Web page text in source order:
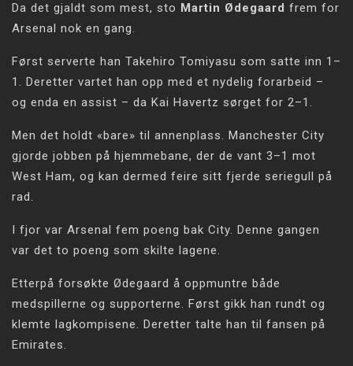
Da det gjaldt som mest, sto Martin Ødegaard frem for
Arsenal nok en gang.
Først serverte han Takehiro Tomiyasu som satte inn 1–
1. Deretter vartet han opp med et nydelig forarbeid –
og enda en assist – da Kai Havertz sørget for 2–1.
Men det holdt «bare» til annenplass. Manchester City
gjorde jobben på hjemmebane, der de vant 3–1 mot
West Ham, og kan dermed feire sitt fjerde seriegull på
rad.
I fjor var Arsenal fem poeng bak City. Denne gangen
var det to poeng som skilte lagene.
Etterpå forsøkte Ødegaard å oppmuntre både
medspillerne og supporterne. Først gikk han rundt og
klemte lagkompisene. Deretter talte han til fansen på
Emirates.